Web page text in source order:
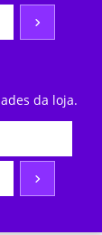
da loja.